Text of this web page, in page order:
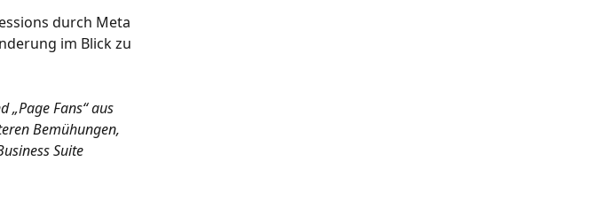
durch Meta
im Blick zu
„Page Fans“ aus
Bemühungen,
Suite